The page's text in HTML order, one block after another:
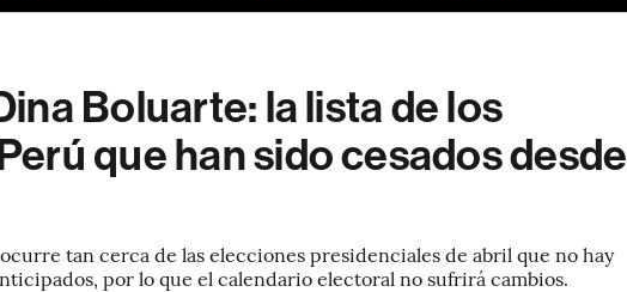
Boluarte: la lista de los
que han sido cesados desde
tan cerca de las elecciones presidenciales de abril que no hay
por lo que el calendario electoral no sufrirá cambios.